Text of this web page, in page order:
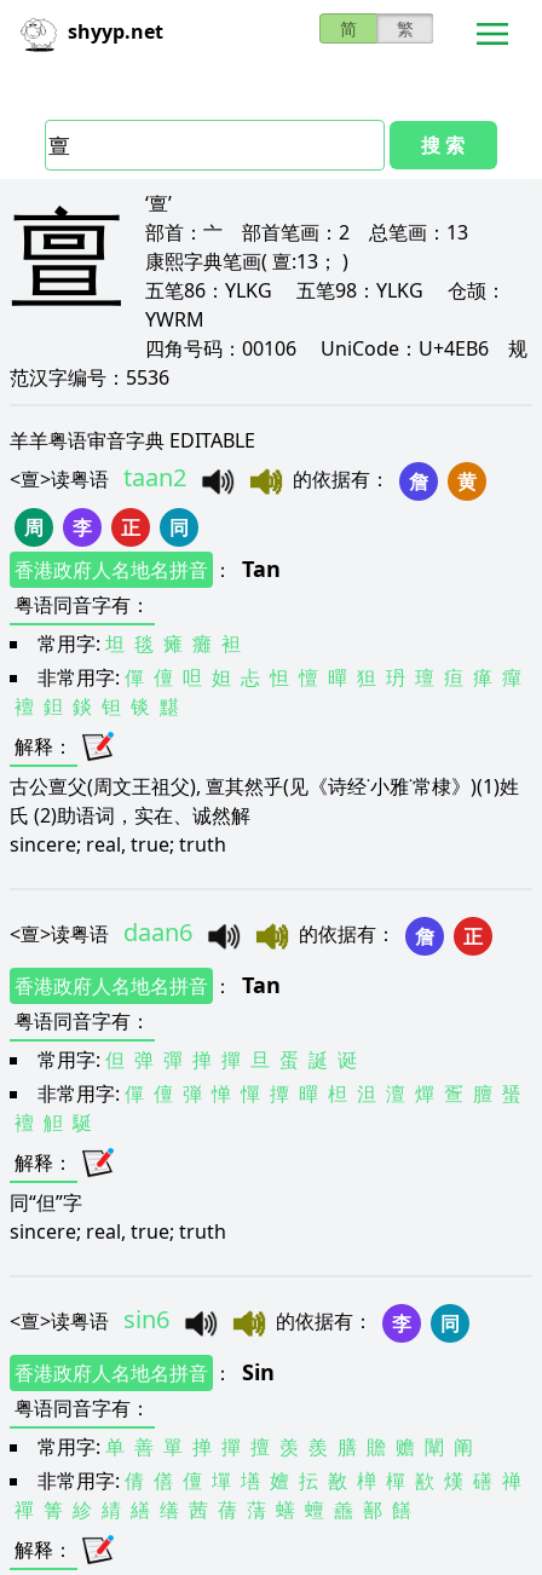
shyyp.net 简 繁
搜 索
亶
‘亶’
部首： 亠 部首笔画： 2 总笔画： 13
康熙字典笔画( 亶:13； )
五笔86： YLKG 五笔98： YLKG 仓颉：
YWRM
四角号码： 00106 UniCode： U+4EB6 规
范汉字编号： 5536
羊羊粤语审音字典 EDITABLE
<亶>读粤语 taan2 的依据有 ： 詹
黄
周
李 正
同
香港政府人名地名拼音 ： Tan
粤语同音字有 ：
常用字: 坦 毯 瘫 癱 袒
非常用字: 僤 儃 呾 妲 忐 怛 憻 暺 狚 玬 璮 疸 瘅 癉
襢 鉭 錟 钽 锬 黮
解释 ：
古公亶父(周文王祖父), 亶其然乎(见《诗经˙小雅˙常棣》)(1)姓
氏 (2)助语词，实在、诚然解
sincere; real, true; truth
<亶>读粤语 daan6 的依据有 ： 詹
正
香港政府人名地名拼音 ： Tan
粤语同音字有 ：
常用字: 但 弹 彈 掸 撣 旦 蛋 誕 诞
非常用字: 僤 儃 弾 惮 憚 撢 暺 柦 泹 澶 燀 疍 膻 蜑
襢 觛 駳
解释 ：
同“但”字
sincere; real, true; truth
<亶>读粤语 sin6 的依据有 ： 李
同
香港政府人名地名拼音 ： Sin
粤语同音字有 ：
常用字: 单 善 單 掸 撣 擅 羡 羨 膳 贍 赡 闡 阐
非常用字: 倩 僐 儃 墠 墡 嬗 抎 敾 椫 樿 歚 熯 磰 禅
禪 箐 紾 綪 繕 缮 茜 蒨 蔳 蟮 蟺 譱 鄯 饍
解释 ：